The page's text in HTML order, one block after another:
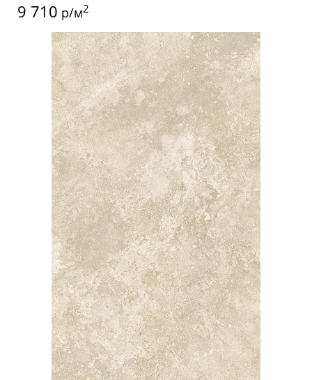
9 710 р/м2